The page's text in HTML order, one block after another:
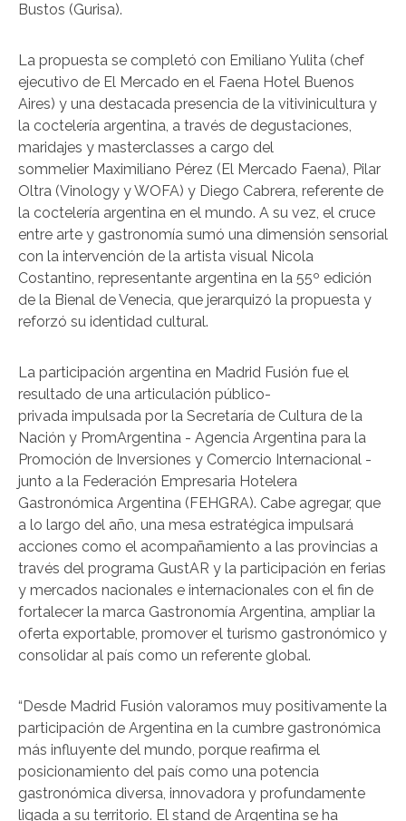
Bustos (Gurisa).
La propuesta se completó con Emiliano Yulita (chef
ejecutivo de El Mercado en el Faena Hotel Buenos
Aires) y una destacada presencia de la vitivinicultura y
la coctelería argentina, a través de degustaciones,
maridajes y masterclasses a cargo del
sommelier Maximiliano Pérez (El Mercado Faena), Pilar
Oltra (Vinology y WOFA) y Diego Cabrera, referente de
la coctelería argentina en el mundo. A su vez, el cruce
entre arte y gastronomía sumó una dimensión sensorial
con la intervención de la artista visual Nicola
Costantino, representante argentina en la 55º edición
de la Bienal de Venecia, que jerarquizó la propuesta y
reforzó su identidad cultural.
La participación argentina en Madrid Fusión fue el
resultado de una articulación público-
privada impulsada por la Secretaría de Cultura de la
Nación y PromArgentina - Agencia Argentina para la
Promoción de Inversiones y Comercio Internacional -
junto a la Federación Empresaria Hotelera
Gastronómica Argentina (FEHGRA). Cabe agregar, que
a lo largo del año, una mesa estratégica impulsará
acciones como el acompañamiento a las provincias a
través del programa GustAR y la participación en ferias
y mercados nacionales e internacionales con el fin de
fortalecer la marca Gastronomía Argentina, ampliar la
oferta exportable, promover el turismo gastronómico y
consolidar al país como un referente global.
“Desde Madrid Fusión valoramos muy positivamente la
participación de Argentina en la cumbre gastronómica
más influyente del mundo, porque reafirma el
posicionamiento del país como una potencia
gastronómica diversa, innovadora y profundamente
ligada a su territorio. El stand de Argentina se ha